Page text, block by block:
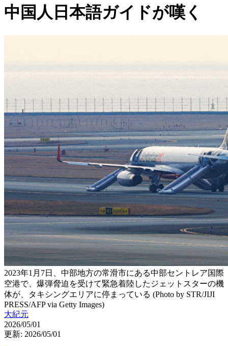
中国人日本語ガイドが嘆く
2023年1月7日、中部地方の常滑市にある中部セントレア国際
空港で、爆弾脅迫を受けて緊急着陸したジェットスターの機
体が、タキシングエリアに停まっている (Photo by STR/JIJI
PRESS/AFP via Getty Images)
大紀元
2026/05/01
更新: 2026/05/01